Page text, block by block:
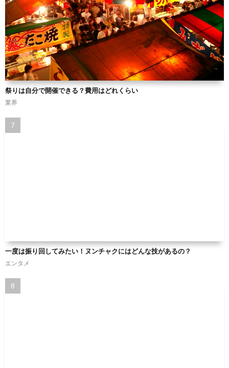
祭りは自分で開催できる？費用はどれくらい
業界
一度は振り回してみたい！ヌンチャクにはどんな技があるの？
エンタメ